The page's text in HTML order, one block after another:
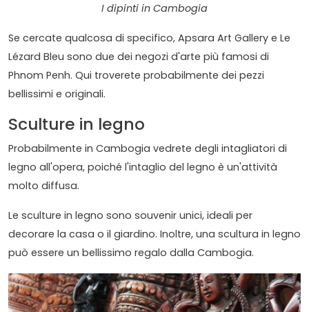
I dipinti in Cambogia
Se cercate qualcosa di specifico, Apsara Art Gallery e Le
Lézard Bleu sono due dei negozi d'arte più famosi di
Phnom Penh. Qui troverete probabilmente dei pezzi
bellissimi e originali.
Sculture in legno
Probabilmente in Cambogia vedrete degli intagliatori di
legno all'opera, poiché l'intaglio del legno è un'attività
molto diffusa.
Le sculture in legno sono souvenir unici, ideali per
decorare la casa o il giardino. Inoltre, una scultura in legno
può essere un bellissimo regalo dalla Cambogia.